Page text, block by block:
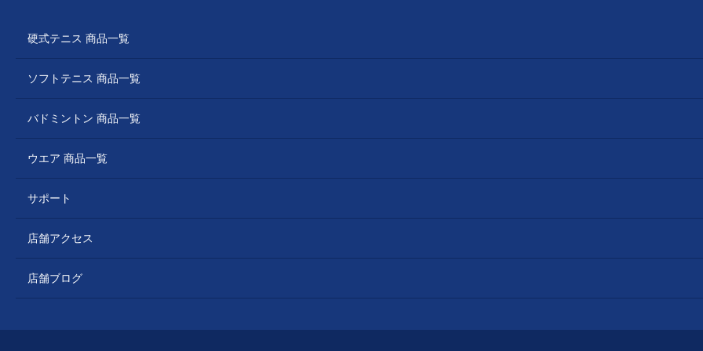
硬式テニス 商品一覧
ソフトテニス 商品一覧
バドミントン 商品一覧
ウエア 商品一覧
サポート
店舗アクセス
店舗ブログ